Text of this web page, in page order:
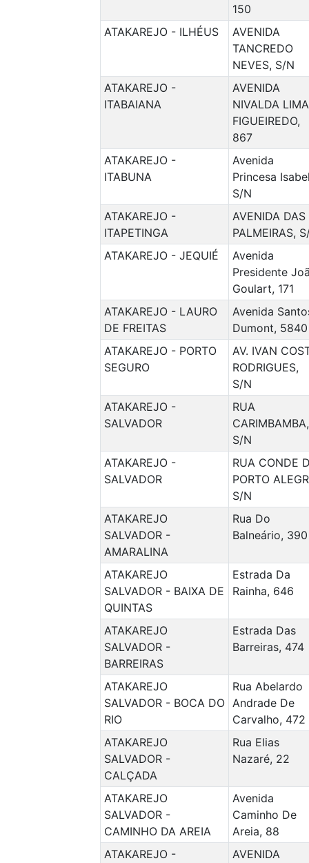
150
ATAKAREJO - ILHÉUS
AVENIDA
TANCREDO
NEVES, S/N
ATAKAREJO -
ITABAIANA
AVENIDA
NIVALDA LIMA
FIGUEIREDO,
867
ATAKAREJO -
ITABUNA
Avenida
Princesa
S/N
ATAKAREJO -
ITAPETINGA
AVENIDA DAS
PALMEIRAS,
ATAKAREJO - JEQUIÉ
Avenida
Presidente
Goulart, 171
ATAKAREJO - LAURO
DE FREITAS
Avenida
Dumont, 5840
ATAKAREJO - PORTO
SEGURO
AV. IVAN
RODRIGUES,
S/N
ATAKAREJO -
SALVADOR
RUA
CARIMBAMBA,
S/N
ATAKAREJO -
SALVADOR
RUA CONDE
PORTO
S/N
ATAKAREJO
SALVADOR -
AMARALINA
Rua Do
Balneário, 390
ATAKAREJO
SALVADOR - BAIXA DE
QUINTAS
Estrada Da
Rainha, 646
ATAKAREJO
SALVADOR -
BARREIRAS
Estrada Das
Barreiras, 474
ATAKAREJO
SALVADOR - BOCA DO
RIO
Rua Abelardo
Andrade De
Carvalho, 472
ATAKAREJO
SALVADOR -
CALÇADA
Rua Elias
Nazaré, 22
ATAKAREJO
SALVADOR -
CAMINHO DA AREIA
Avenida
Caminho De
Areia, 88
ATAKAREJO -
AVENIDA